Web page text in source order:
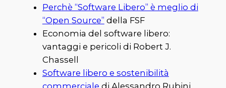
Perchè “Software Libero” è meglio di
“Open Source” della FSF
Economia del software libero:
vantaggi e pericoli di Robert J.
Chassell
Software libero e sostenibilità